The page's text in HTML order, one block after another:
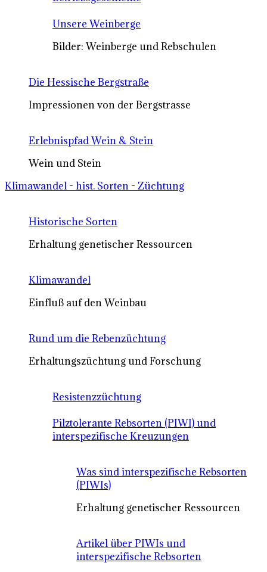
Unsere Weinberge
Bilder: Weinberge und Rebschulen
Die Hessische Bergstraße
Impressionen von der Bergstrasse
Erlebnispfad Wein & Stein
Wein und Stein
Klimawandel - hist. Sorten - Züchtung
Historische Sorten
Erhaltung genetischer Ressourcen
Klimawandel
Einfluß auf den Weinbau
Rund um die Rebenzüchtung
Erhaltungszüchtung und Forschung
Resistenzzüchtung
Pilztolerante Rebsorten (PIWI) und
interspezifische Kreuzungen
Was sind interspezifische Rebsorten
(PIWIs)
Erhaltung genetischer Ressourcen
Artikel über PIWIs und
interspezifische Rebsorten